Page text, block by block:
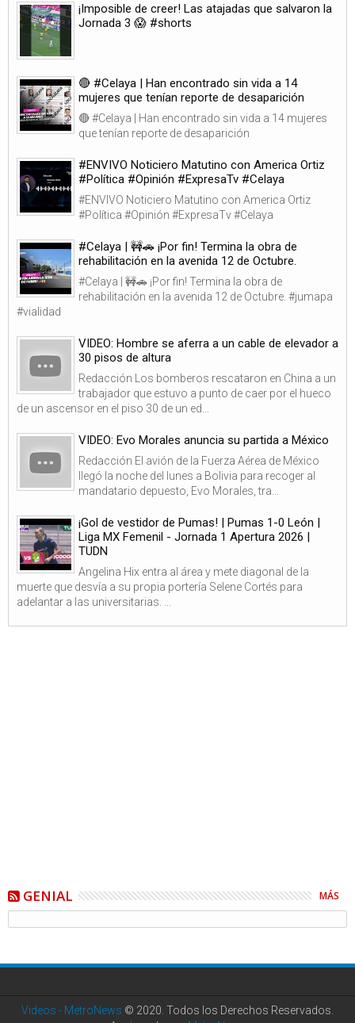
¡Imposible de creer! Las atajadas que salvaron la
Jornada 3 😱 #shorts
🔴 #Celaya | Han encontrado sin vida a 14
mujeres que tenían reporte de desaparición
🔴 #Celaya | Han encontrado sin vida a 14 mujeres
que tenían reporte de desaparición
#ENVIVO Noticiero Matutino con America Ortiz
#Política #Opinión #ExpresaTv #Celaya
#ENVIVO Noticiero Matutino con America Ortiz
#Política #Opinión #ExpresaTv #Celaya
#Celaya | 🚧🚗 ¡Por fin! Termina la obra de
rehabilitación en la avenida 12 de Octubre.
#Celaya | 🚧🚗 ¡Por fin! Termina la obra de
rehabilitación en la avenida 12 de Octubre. #jumapa
#vialidad
VIDEO: Hombre se aferra a un cable de elevador a
30 pisos de altura
Redacción Los bomberos rescataron en China a un
trabajador que estuvo a punto de caer por el hueco
de un ascensor en el piso 30 de un ed...
VIDEO: Evo Morales anuncia su partida a México
Redacción El avión de la Fuerza Aérea de México
llegó la noche del lunes a Bolivia para recoger al
mandatario depuesto, Evo Morales, tra...
¡Gol de vestidor de Pumas! | Pumas 1-0 León |
Liga MX Femenil - Jornada 1 Apertura 2026 |
TUDN
Angelina Hix entra al área y mete diagonal de la
muerte que desvía a su propia portería Selene Cortés para
adelantar a las universitarias. ...
GENIAL MÁS
Videos - MetroNews © 2020. Todos los Derechos Reservados.